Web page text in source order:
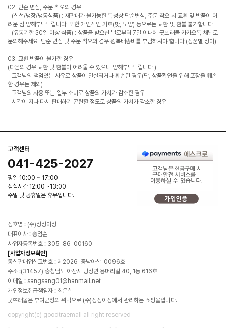
02. 단순 변심, 주문 착오의 경우
- (신선/냉장/냉동식품) : 재판매가 불가능한 특성상 단순변심, 주문 착오 시 교환 및 반품이 어
려운 점 양해부탁드립니다. 또한 개인적인 기호(맛, 모양) 등으로는 교환 및 환불 불가합니다.
- (유통기한 30일 이상 식품) : 상품을 받으신 날로부터 7일 이내에 굿뜨래몰 카카오톡 채널로
문의해주세요. 단순 변심 및 주문 착오의 경우 왕복배송비를 부담하셔야 합니다.(상품별 상이)
03. 교환 반품이 불가한 경우
(다음의 경우 교환 및 환불이 어려울 수 있으니 양해부탁드립니다.)
- 고객님의 책임있는 사유로 상품이 멸실되거나 훼손된 경우(단, 상품확인을 위해 포장을 훼손
한 경우는 제외)
- 고객님의 사용 또는 일부 소비로 상품의 가치가 감소한 경우
- 시간이 지나 다시 판매하기 곤란할 정도로 상품의 가치가 감소한 경우
고객센터
041-425-2027
평일 10:00 ~ 17:00
점심시간 12:00 ~13:00
주말 및 공휴일은 휴무입니다.
상호명 : (주)상상이상
대표이사 : 송임순
사업자등록번호 : 305-86-00160
[사업자정보확인]
통신판매업신고번호 : 제2026-충남아산-0096호
주소 :(31457) 충청남도 아산시 탕정면 용머리길 40, 1동 616호
이메일 : sangsang01@hanmail.net
개인정보취급책임자 : 최은실
굿뜨래몰은 부여군청의 위탁으로 (주)상상이상에서 관리하는 쇼핑몰입니다.
copyright(c) goodtraemall all right reserved